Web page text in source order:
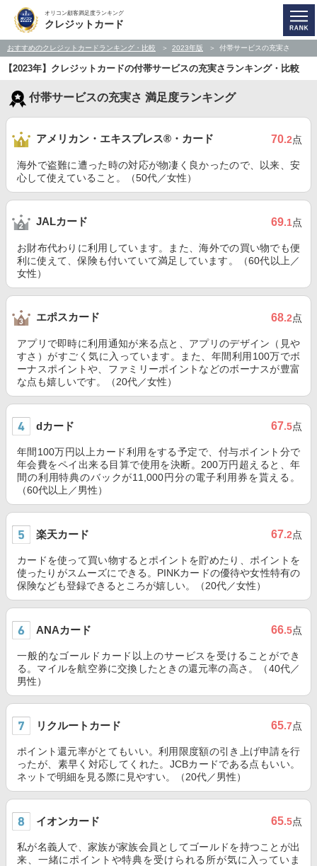
オリコン顧客満足度ランキング
クレジットカード
おすすめのクレジットカードランキング・比較 2023年版 付帯サービスの充実さ
【2023年】クレジットカードの付帯サービスの充実さランキング・比較
付帯サービスの充実さ 満足度ランキング
アメリカン・エキスプレス®・カード 70.2点
海外で盗難に遭った時の対応が物凄く良かったので、以来、安
心して使えていること。（50代／女性）
JALカード 69.1点
お財布代わりに利用しています。また、海外での買い物でも便
利に使えて、保険も付いていて満足しています。（60代以上／
女性）
エポスカード 68.2点
アプリで即時に利用通知が来る点と、アプリのデザイン（見や
すさ）がすごく気に入っています。また、年間利用100万でボ
ーナスポイントや、ファミリーポイントなどのボーナスが豊富
な点も嬉しいです。（20代／女性）
dカード 67.5点
年間100万円以上カード利用をする予定で、付与ポイント分で
年会費をペイ出来る目算で使用を決断。200万円超えると、年
間の利用特典のバックが11,000円分の電子利用券を貰える。
（60代以上／男性）
楽天カード 67.2点
カードを使って買い物するとポイントを貯めたり、ポイントを
使ったりがスムーズにできる。PINKカードの優待や女性特有の
保険なども登録できるところが嬉しい。（20代／女性）
ANAカード 66.5点
一般的なゴールドカード以上のサービスを受けることができ
る。マイルを航空券に交換したときの還元率の高さ。（40代／
男性）
リクルートカード 65.7点
ポイント還元率がとてもいい。利用限度額の引き上げ申請を行
ったが、素早く対応してくれた。JCBカードである点もいい。
ネットで明細を見る際に見やすい。（20代／男性）
イオンカード 65.5点
私が名義人で、家族が家族会員としてゴールドを持つことが出
来、一緒にポイントや特典を受けられる所が気に入っていま